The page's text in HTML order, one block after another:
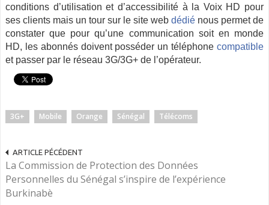
conditions d’utilisation et d’accessibilité à la Voix HD pour
ses clients mais un tour sur le site web dédié nous permet de
constater que pour qu’une communication soit en monde
HD, les abonnés doivent posséder un téléphone compatible
et passer par le réseau 3G/3G+ de l’opérateur.
3G+ Mobile Orange Sénégal Télécoms
ARTICLE PÉCÉDENT
La Commission de Protection des Données
Personnelles du Sénégal s’inspire de l’expérience
Burkinabè